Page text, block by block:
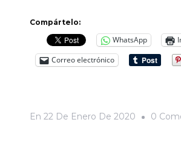
Compártelo:
WhatsApp
Correo electrónico
En 22 De Enero De 2020 0